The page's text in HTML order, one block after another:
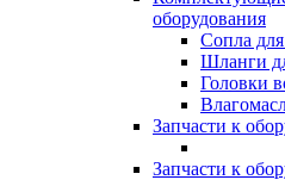
оборудования
Сопла для
Шланги
Головки
Запчасти к
Запчасти к